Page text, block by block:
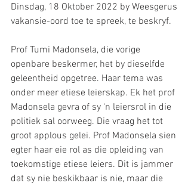
Dinsdag, 18 Oktober 2022 by Weesgerus
vakansie-oord toe te spreek, te beskryf.
Prof Tumi Madonsela, die vorige
openbare beskermer, het by dieselfde
geleentheid opgetree. Haar tema was
onder meer etiese leierskap. Ek het prof
Madonsela gevra of sy ‘n leiersrol in die
politiek sal oorweeg. Die vraag het tot
groot applous gelei. Prof Madonsela sien
egter haar eie rol as die opleiding van
toekomstige etiese leiers. Dit is jammer
dat sy nie beskikbaar is nie, maar die